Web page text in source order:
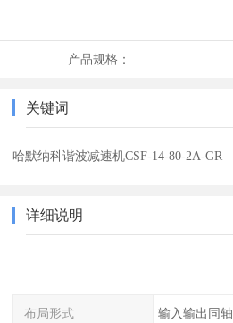
产品规格：
关键词
哈默纳科谐波减速机CSF-14-80-2A-GR
详细说明
布局形式 输入输出同轴